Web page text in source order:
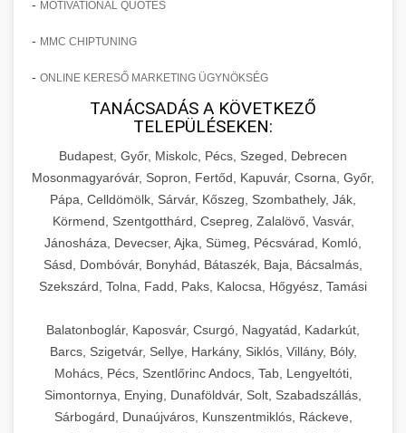
- MOTIVATIONAL QUOTES
- MMC CHIPTUNING
- ONLINE KERESŐ MARKETING ÜGYNÖKSÉG
TANÁCSADÁS A KÖVETKEZŐ
TELEPÜLÉSEKEN:
Budapest, Győr, Miskolc, Pécs, Szeged, Debrecen
Mosonmagyaróvár, Sopron, Fertőd, Kapuvár, Csorna, Győr,
Pápa, Celldömölk, Sárvár, Kőszeg, Szombathely, Ják,
Körmend, Szentgotthárd, Csepreg, Zalalövő, Vasvár,
Jánosháza, Devecser, Ajka, Sümeg, Pécsvárad, Komló,
Sásd, Dombóvár, Bonyhád, Bátaszék, Baja, Bácsalmás,
Szekszárd, Tolna, Fadd, Paks, Kalocsa, Hőgyész, Tamási
Balatonboglár, Kaposvár, Csurgó, Nagyatád, Kadarkút,
Barcs, Szigetvár, Sellye, Harkány, Siklós, Villány, Bóly,
Mohács, Pécs, Szentlőrinc Andocs, Tab, Lengyeltóti,
Simontornya, Enying, Dunaföldvár, Solt, Szabadszállás,
Sárbogárd, Dunaújváros, Kunszentmiklós, Ráckeve,